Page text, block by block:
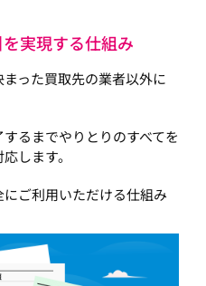
実現する仕組み
った買取先の業者以外に
るまでやりとりのすべてを
します。
ご利用いただける仕組み